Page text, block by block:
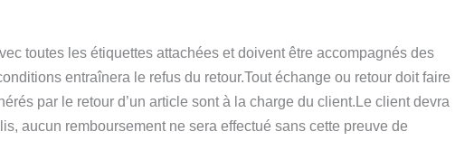
toutes les étiquettes attachées et doivent être accompagnés des
entraînera le refus du retour.Tout échange ou retour doit faire
par le retour d’un article sont à la charge du client.Le client devra
aucun remboursement ne sera effectué sans cette preuve de